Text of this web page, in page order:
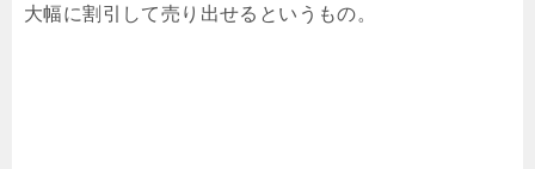
大幅に割引して売り出せるというもの。